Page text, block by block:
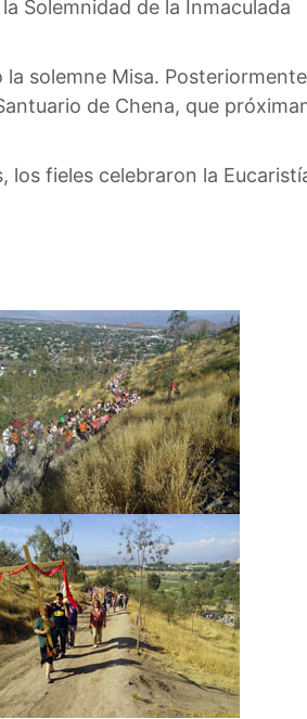
Solemnidad de la Inmaculada
solemne Misa.
de Chena, que
los fieles celebraron la